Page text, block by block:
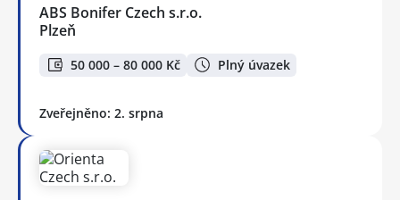
ABS Bonifer Czech s.r.o.
Plzeň
50 000 – 80 000 Kč Plný úvazek
Zveřejněno: 2. srpna